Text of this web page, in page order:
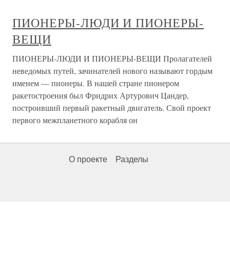
ПИОНЕРЫ-ЛЮДИ И ПИОНЕРЫ-
ВЕЩИ
ПИОНЕРЫ-ЛЮДИ И ПИОНЕРЫ-ВЕЩИ Пролагателей
неведомых путей, зачинателей нового называют гордым
именем — пионеры. В нашей стране пионером
ракетостроения был Фридрих Артурович Цандер,
построивший первый ракетный двигатель. Свой проект
первого межпланетного корабля он
О проекте Разделы